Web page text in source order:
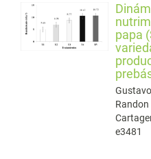
papa
Randon
e3481